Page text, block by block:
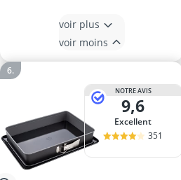
voir plus
voir moins
NOTRE AVIS
9,6
Excellent
351